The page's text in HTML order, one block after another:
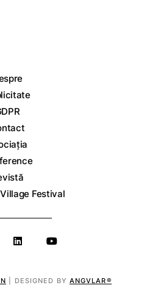
Festival
| DESIGNED BY ANGVLAR®